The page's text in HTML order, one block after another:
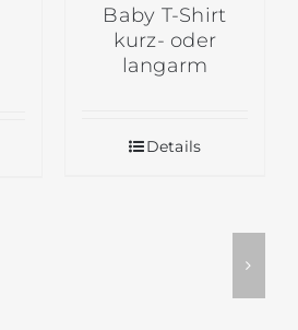
Baby T-Shirt
kurz- oder
langarm
Details